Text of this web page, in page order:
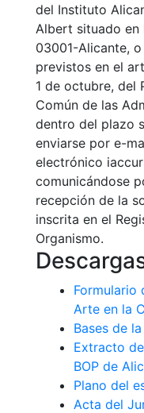
del Instituto
Albert situado en
03001-Alicante,
previstos en el
1 de octubre, del
Común de las
dentro del plazo
enviarse por e-
electrónico
comunicándose
recepción de la
inscrita en el
Organismo.
Formulario
Arte en la
Bases de
Extracto
BOP de
Plano del
Acta del